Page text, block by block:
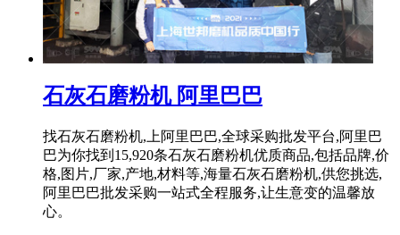
石灰石磨粉机 阿里巴巴
找石灰石磨粉机,上阿里巴巴,全球采购批发平台,阿里巴
巴为你找到15,920条石灰石磨粉机优质商品,包括品牌,价
格,图片,厂家,产地,材料等,海量石灰石磨粉机,供您挑选,
阿里巴巴批发采购一站式全程服务,让生意变的温馨放
心。